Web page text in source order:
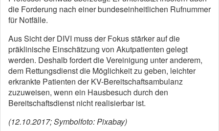
die Forderung nach einer bundeseinheitlichen Rufnummer
für Notfälle.
Aus Sicht der DIVI muss der Fokus stärker auf die
präklinische Einschätzung von Akutpatienten gelegt
werden. Deshalb fordert die Vereinigung unter anderem,
dem Rettungsdienst die Möglichkeit zu geben, leichter
erkrankte Patienten der KV-Bereitschaftsambulanz
zuzuweisen, wenn ein Hausbesuch durch den
Bereitschaftsdienst nicht realisierbar ist.
(12.10.2017; Symbolfoto: Pixabay)